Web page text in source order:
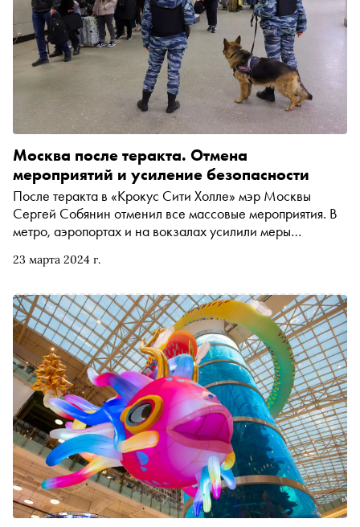
23 марта 2024 г.
Москва после теракта. Отмена
мероприятий и усиление безопасности
После теракта в «Крокус Сити Холле» мэр Москвы
Сергей Собянин отменил все массовые мероприятия. В
метро, аэропортах и на вокзалах усилили меры
действия предприняли власти в столице в связи с атакой